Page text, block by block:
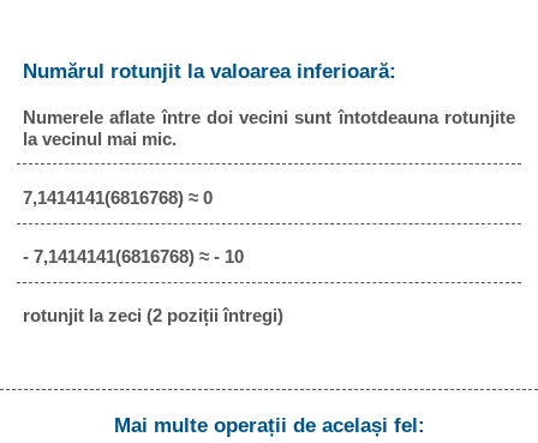
Numărul rotunjit la valoarea inferioară:
Numerele aflate între doi vecini sunt întotdeauna rotunjite
la vecinul mai mic.
7,1414141(6816768) ≈ 0
- 7,1414141(6816768) ≈ - 10
rotunjit la zeci (2 poziții întregi)
Mai multe operații de același fel: